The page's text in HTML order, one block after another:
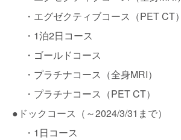
・ エグゼクティブコース（PET CT）
・ 1泊2日コース
・ ゴールドコース
・ プラチナコース（全身MRI）
・ プラチナコース（PET CT）
● ドックコース（～2024/3/31まで）
・ 1日コース